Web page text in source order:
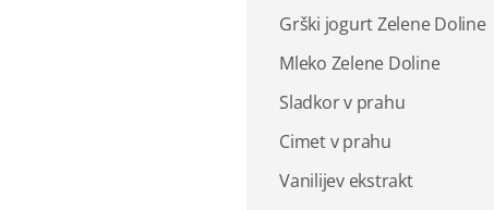
Grški jogurt Zelene Doline
Mleko Zelene Doline
Sladkor v prahu
Cimet v prahu
Vanilijev ekstrakt